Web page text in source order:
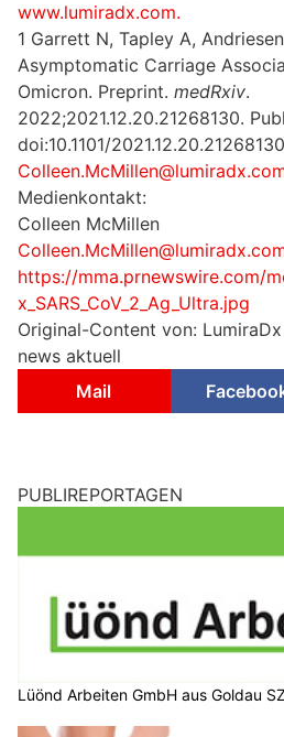
www.lumiradx.com.
1 Garrett N, Tapley A,
Asymptomatic Carriage
Omicron. Preprint. medRxiv.
2022;2021.12.20.21268130.
doi:10.1101/2021.12.20.21268130
Medienkontakt:
Colleen McMillen
https://mma.prnewswire.com/
x_SARS_CoV_2_Ag_Ultra.jpg
Original-Content von:
news aktuell
Mail
PUBLIREPORTAGEN
Lüönd Arbeiten GmbH aus Goldau